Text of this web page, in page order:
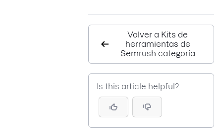
Volver a Kits de
herramientas de
Semrush categoría
Is this article helpful?